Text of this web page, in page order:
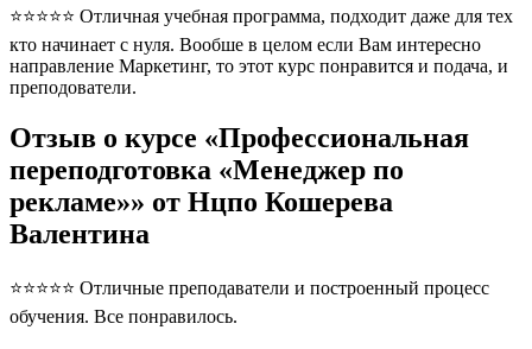
⭐⭐⭐⭐⭐ Отличная учебная программа, подходит даже для тех
кто начинает с нуля. Вообше в целом если Вам интересно
направление Маркетинг, то этот курс понравится и подача, и
преподователи.
Отзыв о курсе «Профессиональная
переподготовка «Менеджер по
рекламе»» от Нцпо Кошерева
Валентина
⭐⭐⭐⭐⭐ Отличные преподаватели и построенный процесс
обучения. Все понравилось.